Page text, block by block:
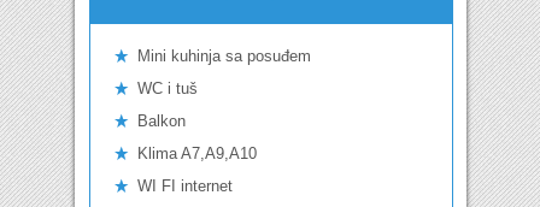
Mini kuhinja sa posuđem
WC i tuš
Balkon
Klima A7,A9,A10
WI FI internet